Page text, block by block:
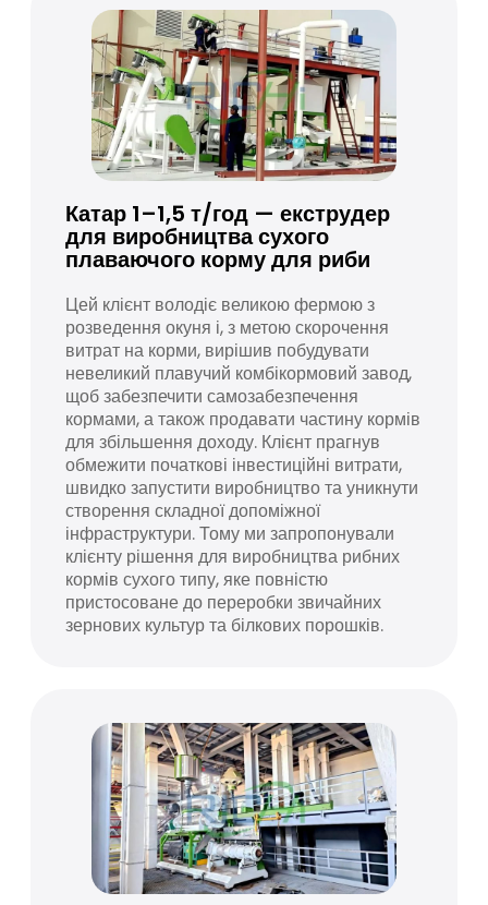
Катар 1–1,5 т/год — екструдер
для виробництва сухого
плаваючого корму для риби
Цей клієнт володіє великою фермою з
розведення окуня і, з метою скорочення
витрат на корми, вирішив побудувати
невеликий плавучий комбікормовий завод,
щоб забезпечити самозабезпечення
кормами, а також продавати частину кормів
для збільшення доходу. Клієнт прагнув
обмежити початкові інвестиційні витрати,
швидко запустити виробництво та уникнути
створення складної допоміжної
інфраструктури. Тому ми запропонували
клієнту рішення для виробництва рибних
кормів сухого типу, яке повністю
пристосоване до переробки звичайних
зернових культур та білкових порошків.